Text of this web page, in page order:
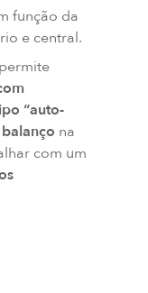
função da
e central.
“auto-
na
com um